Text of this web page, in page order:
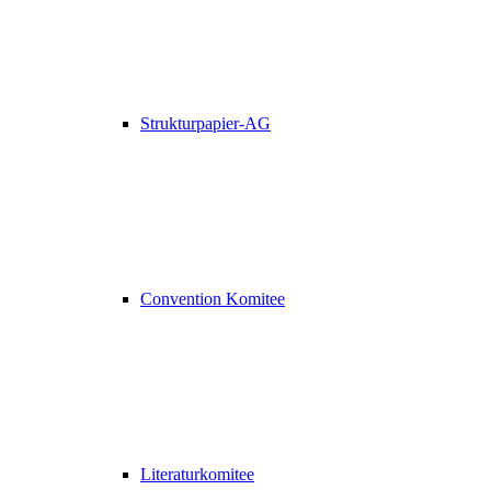
Strukturpapier-AG
Convention Komitee
Literaturkomitee